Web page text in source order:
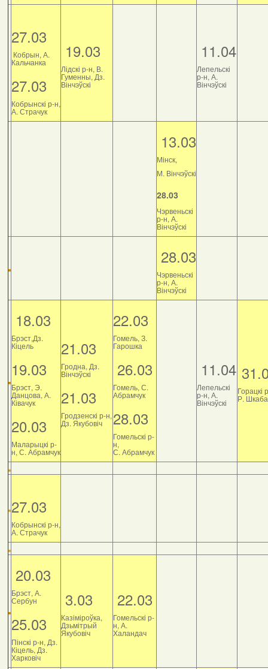
27.03
Кобрын, А.
Кальчанка
27.03
Кобрынскі р-н,
А. Страчук
19.03
Лідскі р-н, В.
Гуменны, Дз.
Вінчэўскі
11.04
Лепельскі
р-н, А.
Вінчэўскі
13.03
Мінск,
М. Вінчэўскі
28.03
Чэрвеньскі
р-н, А.
Вінчэўскі
28.03
Чэрвеньскі
р-н, А.
Вінчэўскі
18.03
Брэст,Дз.
Кіцель
19.03
Брэст, Э.
Данцова, А.
Ківачук
20.03
Маларыцкі р-
н, С. Абрамчук
21.03
Гродна, Дз.
Вінчэўскі
21.03
Гродзенскі р-н,
Дз. Якубовіч
22.03
Гомель, З.
Гарошка
26.03
Гомель, С.
Абрамчук
28.03
Гомельскі р-
н,
С. Абрамчук
11.04
Лепельскі
р-н, А.
Вінчэўскі
Горацкі
Р.
27.03
Кобрынскі р-н,
А. Страчук
20.03
Брэст, А.
Сербун
25.03
Пінскі р-н, Дз.
Кіцель, Дз.
Харковіч
3.03
Казіміроўка,
Дзьмітрый
Якубовіч
22.03
Гомельскі р-
н, А.
Халандач